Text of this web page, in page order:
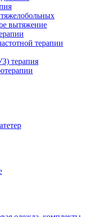
вытяжение
терапии
терапия